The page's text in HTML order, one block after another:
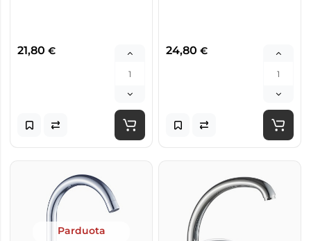
21,80 € 24,80 €
Parduota